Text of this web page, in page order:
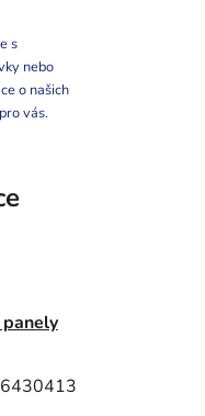
s
nebo
o našich
vás.